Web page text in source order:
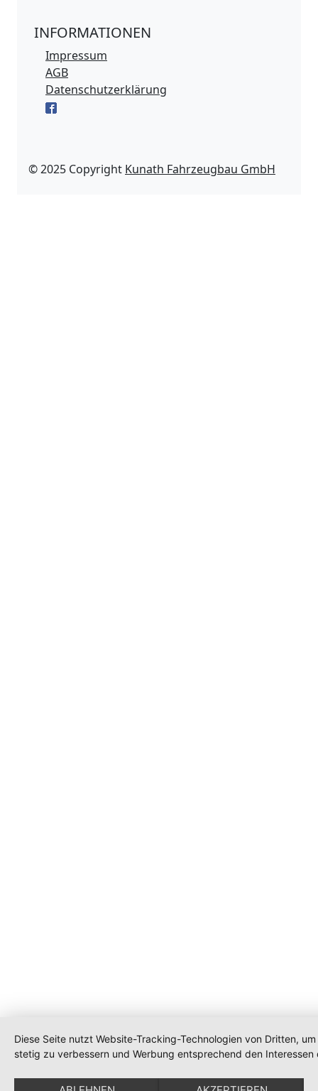
INFORMATIONEN
Impressum
AGB
Datenschutzerklärung
© 2025 Copyright Kunath Fahrzeugbau GmbH
Diese Seite nutzt Website-Tracking-Technologien von Dritten,
stetig zu verbessern und Werbung entsprechend den